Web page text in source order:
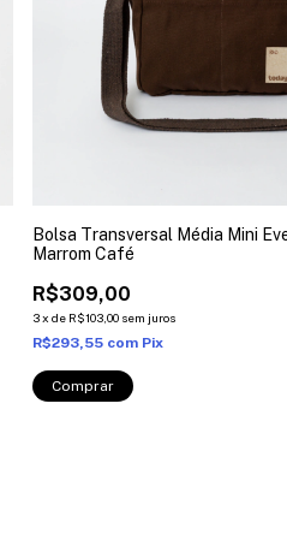
Bolsa Transversal Média Mini
Marrom Café
R$309,00
3x de R$103,00 sem juros
R$293,55 com Pix